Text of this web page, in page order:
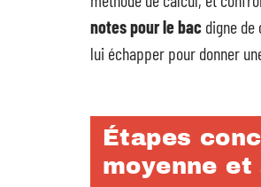
notes pour le bac digne
lui échapper pour donner
Étapes
moyenne